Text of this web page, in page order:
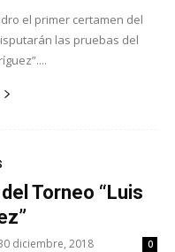
el primer certamen del
las pruebas del
Torneo “Luis
diciembre, 2018 0